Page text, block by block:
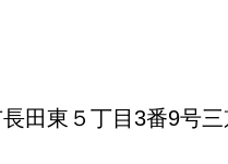
田東５丁目3番9号三